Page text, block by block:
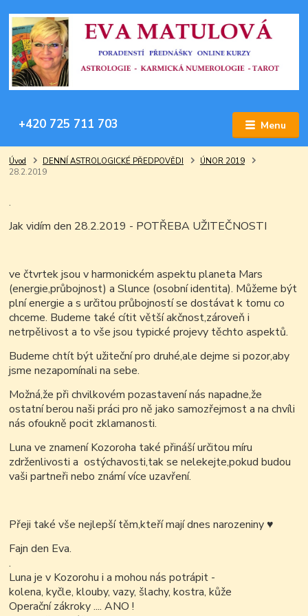
Menu
+420 725 711 703
Úvod DENNÍ ASTROLOGICKÉ PŘEDPOVĚDI
ÚNOR 2019
28.2.2019
.
Jak vidím den 28.2.2019 - POTŘEBA UŽITEČNOSTI
ve čtvrtek jsou v harmonickém aspektu planeta Mars
(energie,průbojnost) a Slunce (osobní identita). Můžeme být
plní energie a s určitou průbojností se dostávat k tomu co
chceme. Budeme také cítit větší akčnost,zároveň i
netrpělivost a to vše jsou typické projevy těchto aspektů.
Budeme chtít být užiteční pro druhé,ale dejme si pozor,aby
jsme nezapomínali na sebe.
Možná,že při chvilkovém pozastavení nás napadne,že
ostatní berou naši práci pro ně jako samozřejmost a na chvíli
nás ofoukně pocit zklamanosti.
Luna ve znamení Kozoroha také přináší určitou míru
zdrženlivosti a ostýchavosti,tak se nelekejte,pokud budou
vaši partneři nebo známí více uzavření.
Přeji také vše nejlepší těm,kteří mají dnes narozeniny♥
Fajn den Eva.
.
Luna je v Kozorohu i a mohou nás potrápit -
kolena, kyčle, klouby, vazy, šlachy, kostra, kůže
Operační zákroky .... ANO !